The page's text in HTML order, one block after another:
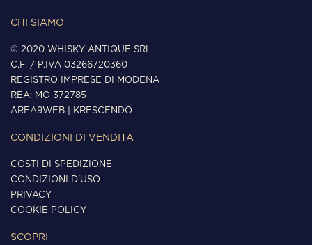
CHI SIAMO
© 2020 WHISKY ANTIQUE SRL
C.F. / P.IVA 03266720360
REGISTRO IMPRESE DI MODENA
REA: MO 372785
AREA9WEB
KRESCENDO
CONDIZIONI DI VENDITA
COSTI DI SPEDIZIONE
CONDIZIONI D'USO
PRIVACY
COOKIE POLICY
SCOPRI